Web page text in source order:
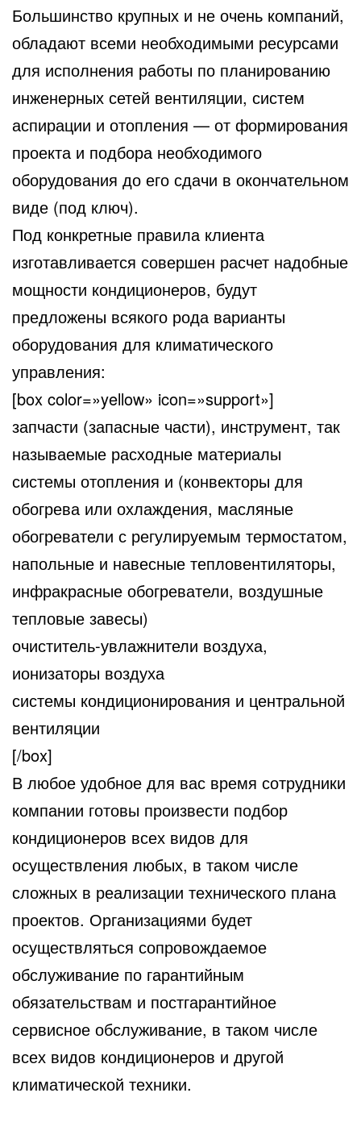
Большинство крупных и не очень компаний,
обладают всеми необходимыми ресурсами
для исполнения работы по планированию
инженерных сетей вентиляции, систем
аспирации и отопления — от формирования
проекта и подбора необходимого
оборудования до его сдачи в окончательном
виде (под ключ).
Под конкретные правила клиента
изготавливается совершен расчет надобные
мощности кондиционеров, будут
предложены всякого рода варианты
оборудования для климатического
управления:
[box color=»yellow» icon=»support»]
запчасти (запасные части), инструмент, так
называемые расходные материалы
системы отопления и (конвекторы для
обогрева или охлаждения, масляные
обогреватели с регулируемым термостатом,
напольные и навесные тепловентиляторы,
инфракрасные обогреватели, воздушные
тепловые завесы)
очиститель-увлажнители воздуха,
ионизаторы воздуха
системы кондиционирования и центральной
вентиляции
[/box]
В любое удобное для вас время сотрудники
компании готовы произвести подбор
кондиционеров всех видов для
осуществления любых, в таком числе
сложных в реализации технического плана
проектов. Организациями будет
осуществляться сопровождаемое
обслуживание по гарантийным
обязательствам и постгарантийное
сервисное обслуживание, в таком числе
всех видов кондиционеров и другой
климатической техники.